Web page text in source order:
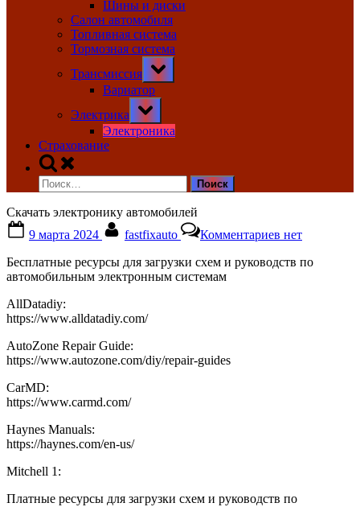
Шины и диски
Салон автомобиля
Топливная система
Тормозная система
Трансмиссия
Toggle
sub-
menu
Вариатор
Электрика
Toggle
sub-
menu
Электроника
Страхование
Toggle
search
form
Найти:
Скачать электронику автомобилей
on
9 марта 2024 fastfixauto Комментариевзаписи
электронику
нет
Бесплатные ресурсы для загрузки схем и руководств по
автомобильным электронным системам
AllDatadiy:
https://www.alldatadiy.com/
AutoZone Repair Guide:
https://www.autozone.com/diy/repair-guides
CarMD:
https://www.carmd.com/
Haynes Manuals:
https://haynes.com/en-us/
Mitchell 1:
Платные ресурсы для загрузки схем и руководств по